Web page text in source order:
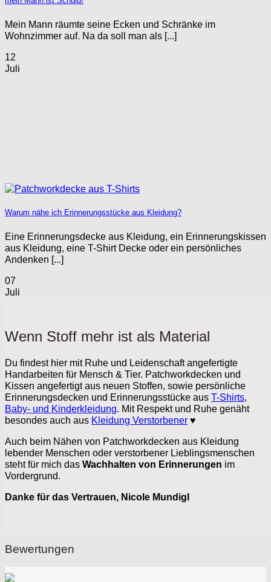
Mein Mann räumte seine Ecken und Schränke im
Wohnzimmer auf. Na da soll man als [...]
12
Juli
Warum nähe ich Erinnerungsstücke aus Kleidung?
Eine Erinnerungsdecke aus Kleidung, ein Erinnerungskissen
aus Kleidung, eine T-Shirt Decke oder ein persönliches
Andenken [...]
07
Juli
Wenn Stoff mehr ist als Material
Du findest hier mit Ruhe und Leidenschaft angefertigte
Handarbeiten für Mensch & Tier. Patchworkdecken und
Kissen angefertigt aus neuen Stoffen, sowie persönliche
Erinnerungsdecken und Erinnerungsstücke aus T-Shirts,
Baby- und Kinderkleidung. Mit Respekt und Ruhe genäht
besondes auch aus Kleidung Verstorbener ♥
Auch beim Nähen von Patchworkdecken aus Kleidung
lebender Menschen oder verstorbener Lieblingsmenschen
steht für mich das Wachhalten von Erinnerungen im
Vordergrund.
Danke für das Vertrauen, Nicole Mundigl
Bewertungen